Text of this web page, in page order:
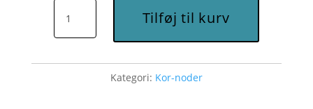
igen,
engle
Tilføj til kurv
Kategori: Kor-noder